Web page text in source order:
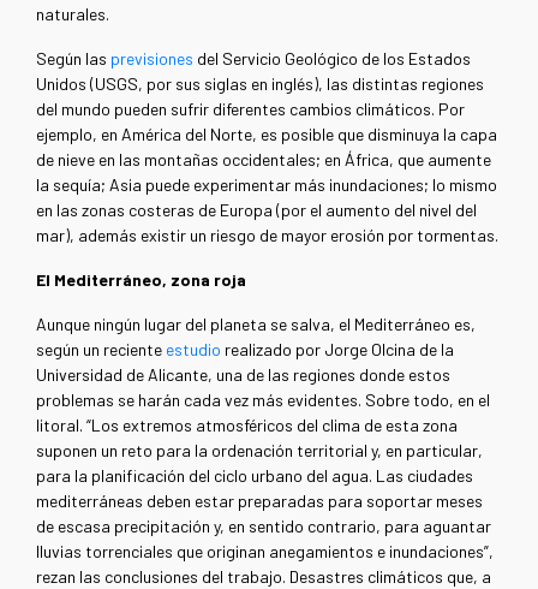
naturales.
Según las previsiones del Servicio Geológico de los Estados
Unidos (USGS, por sus siglas en inglés), las distintas regiones
del mundo pueden sufrir diferentes cambios climáticos. Por
ejemplo, en América del Norte, es posible que disminuya la capa
de nieve en las montañas occidentales; en África, que aumente
la sequía; Asia puede experimentar más inundaciones; lo mismo
en las zonas costeras de Europa (por el aumento del nivel del
mar), además existir un riesgo de mayor erosión por tormentas.
El Mediterráneo, zona roja
Aunque ningún lugar del planeta se salva, el Mediterráneo es,
según un reciente estudio realizado por Jorge Olcina de la
Universidad de Alicante, una de las regiones donde estos
problemas se harán cada vez más evidentes. Sobre todo, en el
litoral. “Los extremos atmosféricos del clima de esta zona
suponen un reto para la ordenación territorial y, en particular,
para la planificación del ciclo urbano del agua. Las ciudades
mediterráneas deben estar preparadas para soportar meses
de escasa precipitación y, en sentido contrario, para aguantar
lluvias torrenciales que originan anegamientos e inundaciones”,
rezan las conclusiones del trabajo. Desastres climáticos que, a